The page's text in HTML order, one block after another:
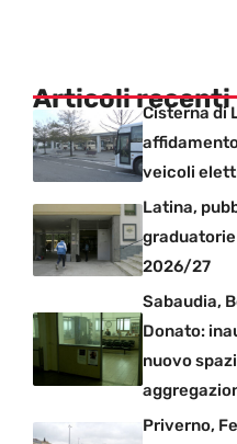
Articoli recenti
Cisterna di
veicoli
Latina,
2026/27
Sabaudia,
Donato:
nuovo
Priverno,